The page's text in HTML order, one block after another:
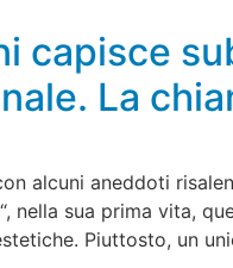
capisce
La
alcuni aneddoti
nella sua prima vita,
Piuttosto, un